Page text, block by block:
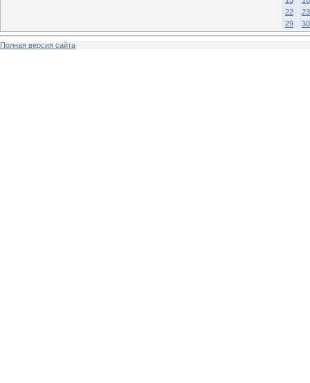
22
23
29
30
Полная версия сайта